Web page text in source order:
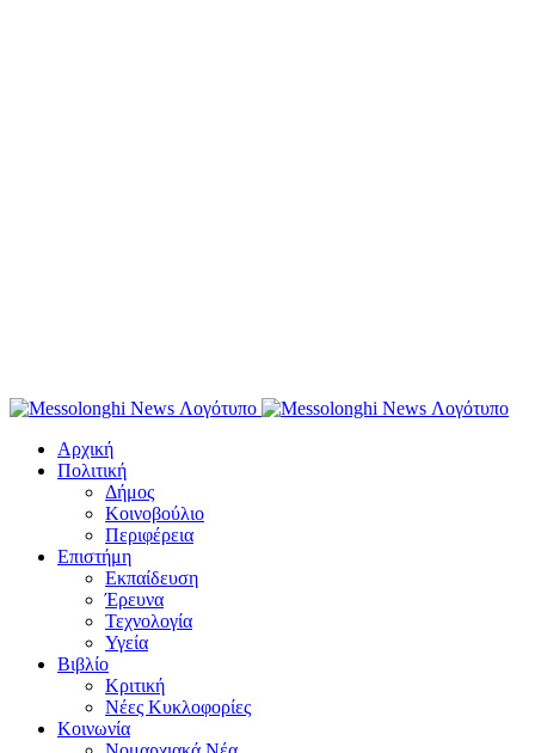
Αρχική
Πολιτική
Δήμος
Κοινοβούλιο
Περιφέρεια
Επιστήμη
Εκπαίδευση
Έρευνα
Τεχνολογία
Υγεία
Βιβλίο
Κριτική
Νέες Κυκλοφορίες
Κοινωνία